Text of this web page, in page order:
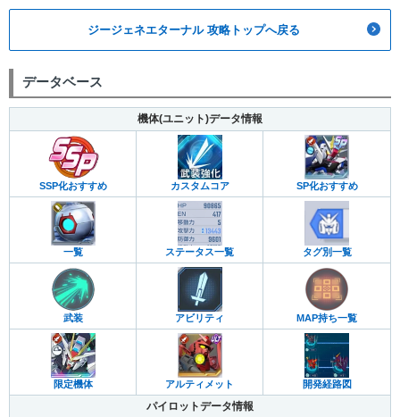
ジージェネエターナル 攻略トップへ戻る
データベース
機体(ユニット)データ情報
SSP化おすすめ カスタムコア SP化おすすめ
一覧 ステータス一覧 タグ別一覧
武装 アビリティ MAP持ち一覧
限定機体 アルティメット 開発経路図
パイロットデータ情報